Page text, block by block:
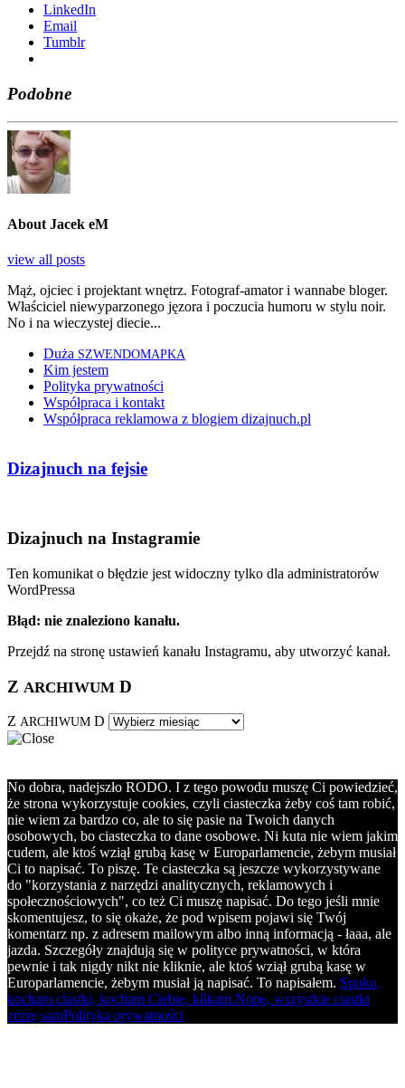
Lin­ke­dIn
Ema­il
Tum­blr
Podobne
About Jacek eM
view all posts
Mąż, ojciec i projektant wnętrz. Fotograf-amator i wannabe bloger.
Właściciel niewyparzonego jęzora i poczucia humoru w stylu noir.
No i na wieczystej diecie...
Duża SZWENDOMAPKA
Kim jestem
Polityka prywatności
Współpraca i kontakt
Współpraca reklamowa z blogiem dizajnuch.pl
Dizajnuch na fejsie
Dizajnuch na Instagramie
Ten komunikat o błędzie jest widoczny tylko dla administratorów
WordPressa
Błąd: nie znaleziono kanału.
Przejdź na stronę ustawień kanału Instagramu, aby utworzyć kanał.
Z ARCHIWUM D
Z ARCHIWUM D
No dobra, nadejszło RODO. I z tego powodu muszę Ci powiedzieć,
że strona wykorzystuje cookies, czyli ciasteczka żeby coś tam robić,
nie wiem za bardzo co, ale to się pasie na Twoich danych
osobowych, bo ciasteczka to dane osobowe. Ni kuta nie wiem jakim
cudem, ale ktoś wziął grubą kasę w Europarlamencie, żebym musiał
Ci to napisać. To piszę. Te ciasteczka są jeszcze wykorzystywane
do "korzystania z narzędzi analitycznych, reklamowych i
społecznościowych", co też Ci muszę napisać. Do tego jeśli mnie
skomentujesz, to się okaże, że pod wpisem pojawi się Twój
komentarz np. z adresem mailowym albo inną informacją - łaaa, ale
jazda. Szczegóły znajdują się w polityce prywatności, w która
pewnie i tak nigdy nikt nie kliknie, ale ktoś wziął grubą kasę w
Europarlamencie, żebym musiał ją napisać. To napisałem. Spoko,
kocham ciastki, kocham Ciebie, klikam.Nope, wszystkie ciastki
zeżrę samPolityka prywatności